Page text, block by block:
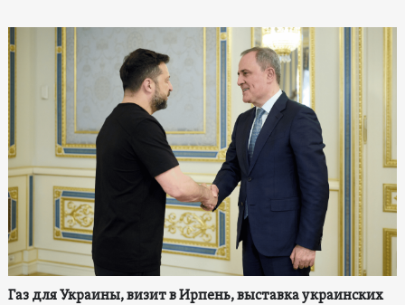
Газ для Украины, визит в Ирпень, выставка украинских